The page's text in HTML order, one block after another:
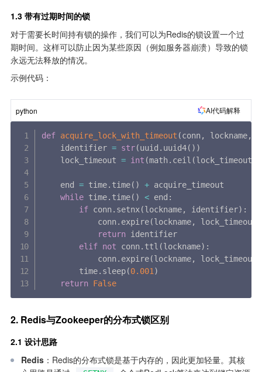
1.3 带有过期时间的锁
对于需要长时间持有锁的操作，我们可以为Redis的锁设置一个过
期时间。这样可以防止因为某些原因（例如服务器崩溃）导致的锁
永远无法释放的情况。
示例代码：
python AI代码解释
def acquire_lock_with_timeout (conn, lockname,
    identifier
= str(uuid . uuid4( ) )
    lock_timeout
= int (math. ceil (lock_timeout
    end
= time. time( ) + acquire_timeout
while time. time( ) < end :
if conn. setnx(lockname, identifier) :
            conn
. expire(lockname, lock_timeout
return identifier
elif not conn. ttl (lockname) :
            conn
. expire(lockname, lock_timeout
        time
. sleep(0.001 )
return False
2. Redis与Zookeeper的分布式锁区别
2.1 设计思路
Redis ：Redis的分布式锁是基于内存的，因此更加轻量。其核